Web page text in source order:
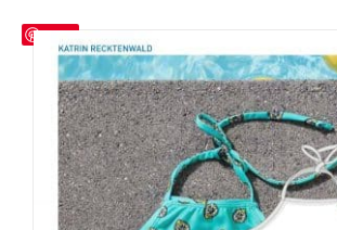
Save